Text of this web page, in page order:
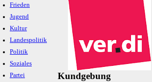
Frieden
Jugend
Kultur
Landespolitik
Politik
Soziales
Partei
Kundgebung